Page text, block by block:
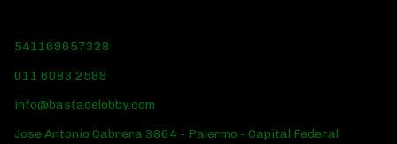
541169657328
011 6083 2589
info@bastadelobby.com
Jose Antonio Cabrera 3864 - Palermo - Capital Federal